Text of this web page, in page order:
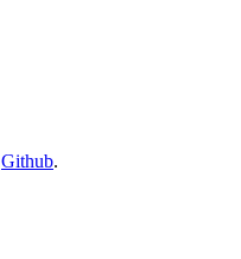
Github.